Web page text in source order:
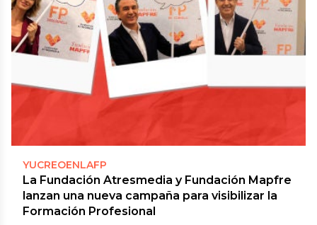
YUCREOENLAFP
La Fundación Atresmedia y Fundación Mapfre
lanzan una nueva campaña para visibilizar la
Formación Profesional